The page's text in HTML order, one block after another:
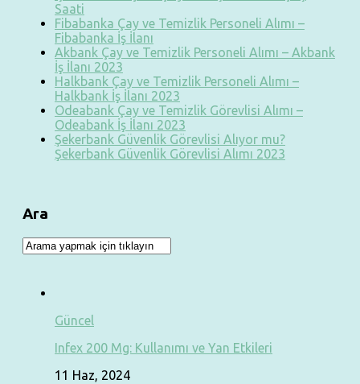
Saati
Fibabanka Çay ve Temizlik Personeli Alımı –
Fibabanka İş İlanı
Akbank Çay ve Temizlik Personeli Alımı – Akbank
İş İlanı 2023
Halkbank Çay ve Temizlik Personeli Alımı –
Halkbank İş İlanı 2023
Odeabank Çay ve Temizlik Görevlisi Alımı –
Odeabank İş İlanı 2023
Şekerbank Güvenlik Görevlisi Alıyor mu?
Şekerbank Güvenlik Görevlisi Alımı 2023
Ara
Güncel
Infex 200 Mg: Kullanımı ve Yan Etkileri
11 Haz, 2024